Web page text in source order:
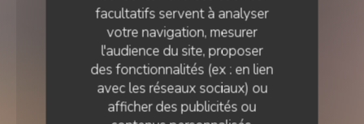
facultatifs servent à analyser
votre navigation, mesurer
l'audience du site, proposer
des fonctionnalités (ex : en lien
avec les réseaux sociaux) ou
afficher des publicités ou
RESTAURANT TRADITIONNEL•
CHEZ SUKHA